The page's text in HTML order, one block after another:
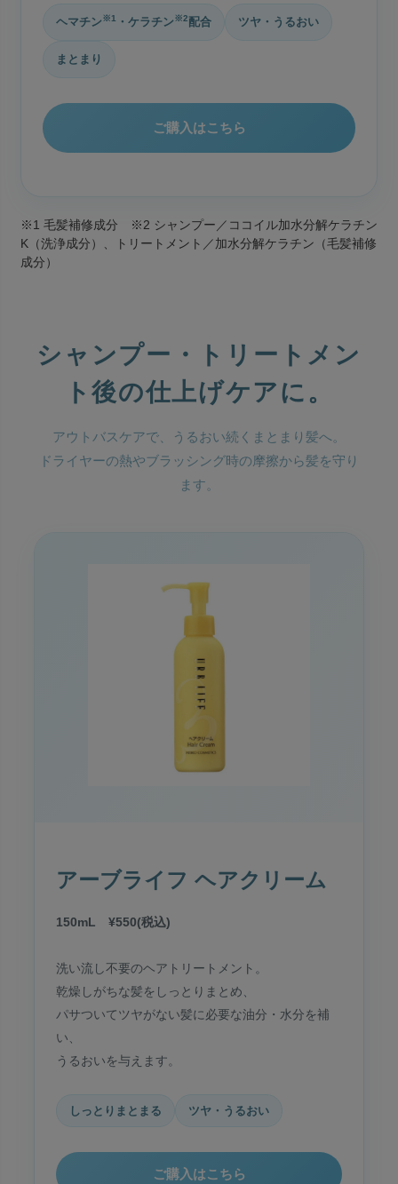
ヘマチン※1 ・ケラチン※2配合 ツヤ・うるおい
まとまり
ご購入はこちら
※1 毛髪補修成分 ※2 シャンプー／ココイル加水分解ケラチン
K（洗浄成分）、トリートメント／加水分解ケラチン（毛髪補修
成分）
シャンプー・トリートメン
ト後の仕上げケアに。
アウトバスケアで、うるおい続くまとまり髪へ。
ドライヤーの熱やブラッシング時の摩擦から髪を守り
ます。
アーブライフ ヘアクリーム
150mL ¥550(税込)
洗い流し不要のヘアトリートメント。
乾燥しがちな髪をしっとりまとめ、
パサついてツヤがない髪に必要な油分・水分を補
い、
うるおいを与えます。
しっとりまとまる ツヤ・うるおい
ご購入はこちら